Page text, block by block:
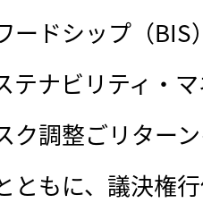
ードシップ（
テナビリティ・
ク調整ごリター
ともに、議決権